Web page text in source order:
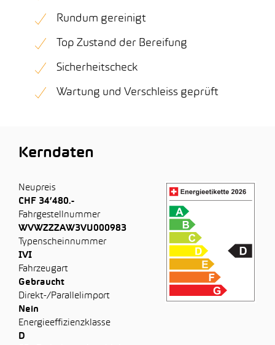
Rundum gereinigt
Top Zustand der Bereifung
Sicherheitscheck
Wartung und Verschleiss geprüft
Kerndaten
Neupreis
CHF 34’480.-
Fahrgestellnummer
WVWZZZAW3VU000983
Typenscheinnummer
IVI
Fahrzeugart
Gebraucht
Direkt-/Parallelimport
Nein
Energieeffizienzklasse
D